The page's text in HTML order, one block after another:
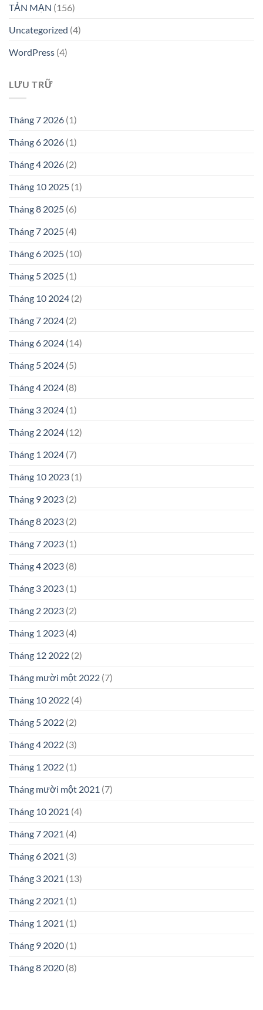
TẢN MẠN (156)
Uncategorized (4)
WordPress (4)
LƯU TRỮ
Tháng 7 2026 (1)
Tháng 6 2026 (1)
Tháng 4 2026 (2)
Tháng 10 2025 (1)
Tháng 8 2025 (6)
Tháng 7 2025 (4)
Tháng 6 2025 (10)
Tháng 5 2025 (1)
Tháng 10 2024 (2)
Tháng 7 2024 (2)
Tháng 6 2024 (14)
Tháng 5 2024 (5)
Tháng 4 2024 (8)
Tháng 3 2024 (1)
Tháng 2 2024 (12)
Tháng 1 2024 (7)
Tháng 10 2023 (1)
Tháng 9 2023 (2)
Tháng 8 2023 (2)
Tháng 7 2023 (1)
Tháng 4 2023 (8)
Tháng 3 2023 (1)
Tháng 2 2023 (2)
Tháng 1 2023 (4)
Tháng 12 2022 (2)
Tháng mười một 2022 (7)
Tháng 10 2022 (4)
Tháng 5 2022 (2)
Tháng 4 2022 (3)
Tháng 1 2022 (1)
Tháng mười một 2021 (7)
Tháng 10 2021 (4)
Tháng 7 2021 (4)
Tháng 6 2021 (3)
Tháng 3 2021 (13)
Tháng 2 2021 (1)
Tháng 1 2021 (1)
Tháng 9 2020 (1)
Tháng 8 2020 (8)